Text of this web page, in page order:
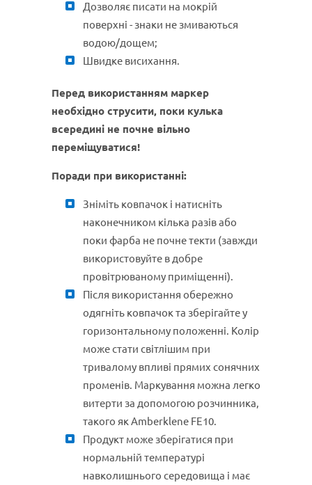
Дозволяє писати на мокрій
поверхні - знаки не змиваються
водою/дощем;
Швидке висихання.
Перед використанням маркер
необхідно струсити, поки кулька
всередині не почне вільно
переміщуватися!
Поради при використанні:
Зніміть ковпачок і натисніть
наконечником кілька разів або
поки фарба не почне текти (завжди
використовуйте в добре
провітрюваному приміщенні).
Після використання обережно
одягніть ковпачок та зберігайте у
горизонтальному положенні. Колір
може стати світлішим при
тривалому впливі прямих сонячних
променів. Маркування можна легко
витерти за допомогою розчинника,
такого як Amberklene FE10.
Продукт може зберігатися при
нормальній температурі
навколишнього середовища і має